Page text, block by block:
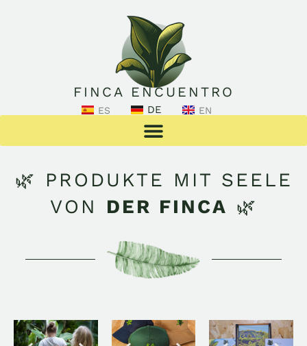
FINCA ENCUENTRO
ES DE EN
🌿 PRODUKTE MIT SEELE
VON DER FINCA 🌿